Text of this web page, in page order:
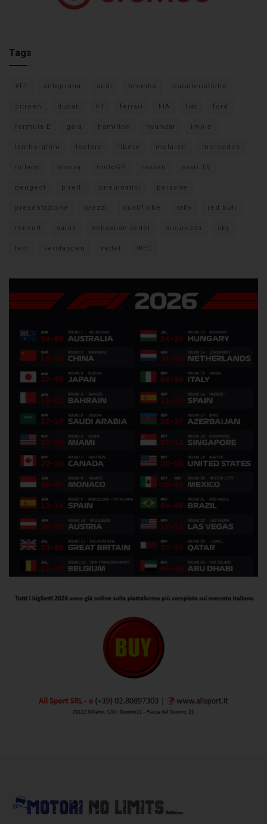
Tags
#F1 anteprima audi brembo caratteristiche
citroen ducati F1 ferrari FIA fiat ford
formula E gara hamilton hyundai imola
lamborghini leclerc libere mclaren mercedes
milano monza motoGP nissan orari TV
peugeot pirelli pneumatici porsche
presentazione prezzi qualifiche rally red bull
renault sainz sebastian vettel sicurezza sky
test verstappen vettel WEC